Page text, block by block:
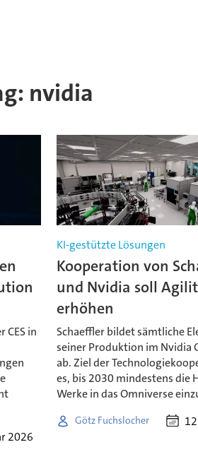
nvidia
CES in
2026
KI-gestützte Lösungen
Kooperation von
und Nvidia soll
erhöhen
Schaeffler bildet sämtliche
seiner Produktion im Nvidia
ab. Ziel der
es, bis 2030 mindestens die
Werke in das Omniverse
Götz Fuchslocher